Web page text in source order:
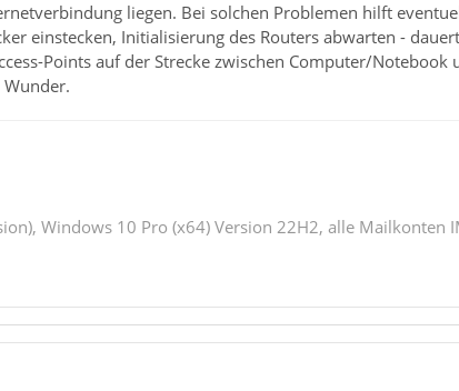
liegen. Bei solchen Problemen hilft
einstecken, Initialisierung des Routers abwarten -
Points auf der Strecke zwischen Computer/
Windows 10 Pro (x64) Version 22H2, alle Mailkonten